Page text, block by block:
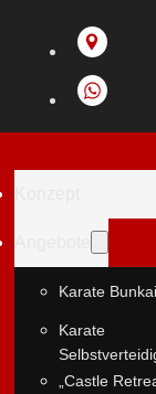
Karate Bunkai
Karate
„Castle